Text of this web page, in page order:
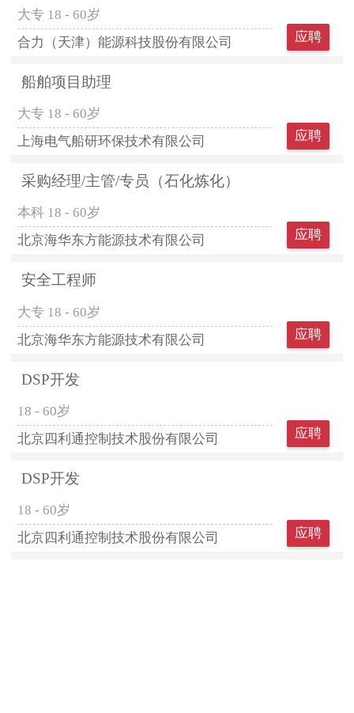
大专 18 - 60岁
合力（天津）能源科技股份有限公司
应聘
船舶项目助理
大专 18 - 60岁
上海电气船研环保技术有限公司
应聘
采购经理/主管/专员（石化炼化）
本科 18 - 60岁
北京海华东方能源技术有限公司
应聘
安全工程师
大专 18 - 60岁
北京海华东方能源技术有限公司
应聘
DSP开发
18 - 60岁
北京四利通控制技术股份有限公司
应聘
DSP开发
18 - 60岁
北京四利通控制技术股份有限公司
应聘